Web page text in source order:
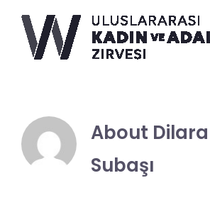
content
About
Subaşı